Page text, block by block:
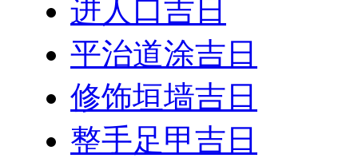
进人口吉日
平治道涂吉日
修饰垣墙吉日
整手足甲吉日